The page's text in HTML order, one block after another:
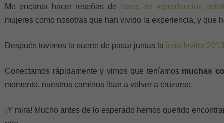
Me encanta hacer reseñas de
libros de reproducción
mujeres como nosotras que han vivido la experiencia, y que
Después tuvimos la suerte de pasar juntas la feria Invitra
Conectamos rápidamente y vimos que teníamos muchas
momento, nuestros caminos iban a volver a cruzarse.
¡Y mira! Mucho antes de lo esperado hemos querido